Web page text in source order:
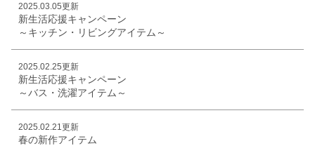
2025.03.05更新
新生活応援キャンペーン
～キッチン・リビングアイテム～
2025.02.25更新
新生活応援キャンペーン
～バス・洗濯アイテム～
2025.02.21更新
春の新作アイテム